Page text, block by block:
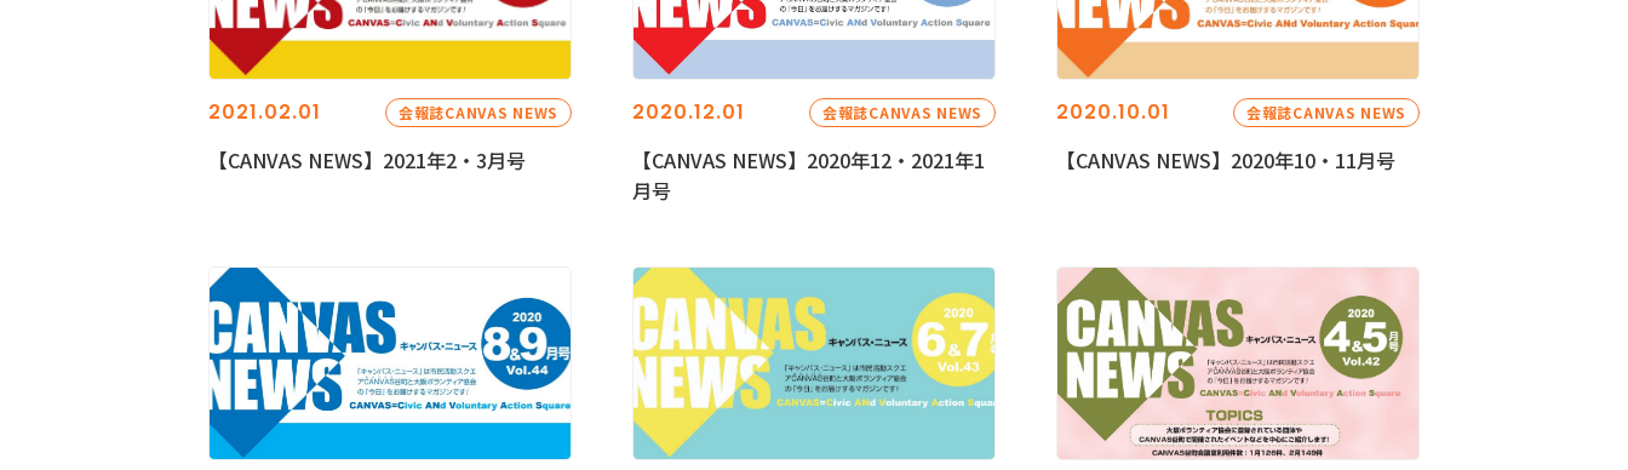
2021.02.01 会報誌CANVAS NEWS
【CANVAS NEWS】2021年2・3月号
2020.12.01 会報誌CANVAS NEWS
【CANVAS NEWS】2020年12・2021年1
月号
2020.10.01 会報誌CANVAS NEWS
【CANVAS NEWS】2020年10・11月号